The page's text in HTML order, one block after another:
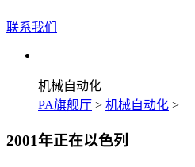
联系我们
机械自动化
PA旗舰厅 > 机械自动化 >
2001年正在以色列